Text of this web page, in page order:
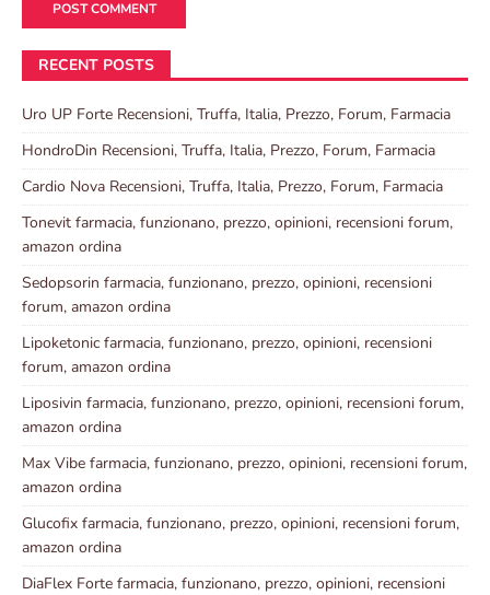
RECENT POSTS
Uro UP Forte Recensioni, Truffa, Italia, Prezzo, Forum, Farmacia
HondroDin Recensioni, Truffa, Italia, Prezzo, Forum, Farmacia
Cardio Nova Recensioni, Truffa, Italia, Prezzo, Forum, Farmacia
Tonevit farmacia, funzionano, prezzo, opinioni, recensioni forum,
amazon ordina
Sedopsorin farmacia, funzionano, prezzo, opinioni, recensioni
forum, amazon ordina
Lipoketonic farmacia, funzionano, prezzo, opinioni, recensioni
forum, amazon ordina
Liposivin farmacia, funzionano, prezzo, opinioni, recensioni forum,
amazon ordina
Max Vibe farmacia, funzionano, prezzo, opinioni, recensioni forum,
amazon ordina
Glucofix farmacia, funzionano, prezzo, opinioni, recensioni forum,
amazon ordina
DiaFlex Forte farmacia, funzionano, prezzo, opinioni, recensioni